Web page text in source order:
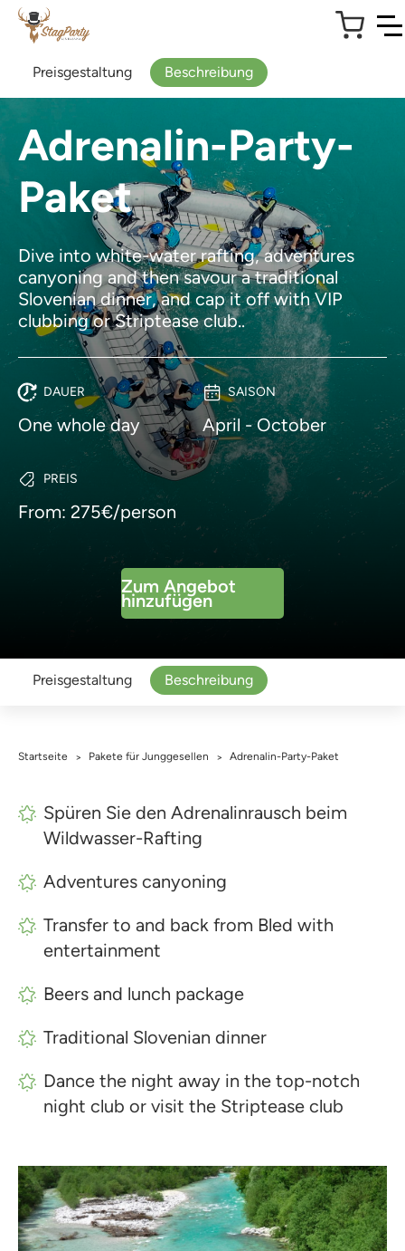
Adrenalin-Party-
Paket
Dive into white-water rafting, adventures
canyoning and then savour a traditional
Slovenian dinner, and cap it off with VIP
clubbing or Striptease club..
DAUER
One whole day
SAISON
April - October
PREIS
From: 275€/person
Zum Angebot
hinzufügen
Preisgestaltung Beschreibung
Preisgestaltung Beschreibung
Startseite > Pakete für Junggesellen > Adrenalin-Party-Paket
Spüren Sie den Adrenalinrausch beim
Wildwasser-Rafting
Adventures canyoning
Transfer to and back from Bled with
entertainment
Beers and lunch package
Traditional Slovenian dinner
Dance the night away in the top-notch
night club or visit the Striptease club